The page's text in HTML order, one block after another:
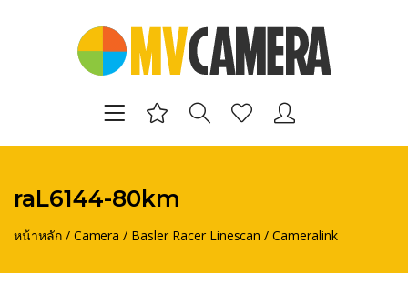
raL6144-80km
หน้าหลัก/ Camera / Basler Racer Linescan /Cameralink